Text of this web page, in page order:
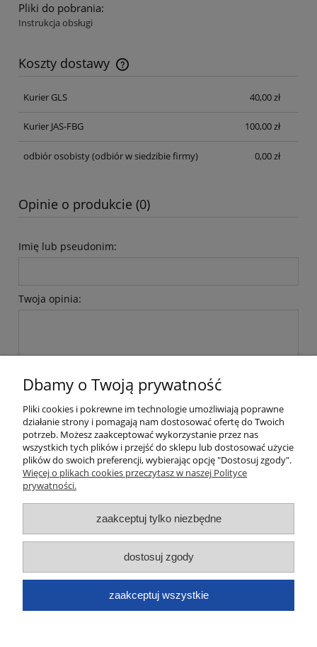
Pliki do pobrania:
Instrukcja obsługi
Koszty dostawy
Cena nie zawiera ewentualnych kosztów płatności
Kurier GLS
40,00 zł
Kurier JAS-FBG 100,00 zł
odbiór osobisty(odbiór w siedzibie firmy) 0,00 zł
Opinie o produkcie (0)
Imię lub pseudonim:
Twoja opinia:
Moje konto
Informacje
O nas
Dane kontaktowe
Dbamy o Twoją prywatność
Pliki cookies i pokrewne im technologie umożliwiają poprawne
działanie strony i pomagają nam dostosować ofertę do Twoich
potrzeb. Możesz zaakceptować wykorzystanie przez nas
wszystkich tych plików i przejść do sklepu lub dostosować użycie
plików do swoich preferencji, wybierając opcję "Dostosuj zgody".
Więcej o plikach cookies przeczytasz w naszej Polityce
prywatności.
zaakceptuj tylko niezbędne
dostosuj zgody
zaakceptuj wszystkie